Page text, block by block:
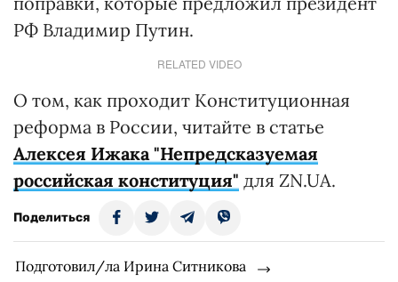
РФ Владимир Путин.
RELATED VIDEO
О том, как проходит Конституционная
реформа в России, читайте в статье
Алексея Ижака "Непредсказуемая
российская конституция" для ZN.UA.
Поделиться
Подготовил/ла Ирина Ситникова